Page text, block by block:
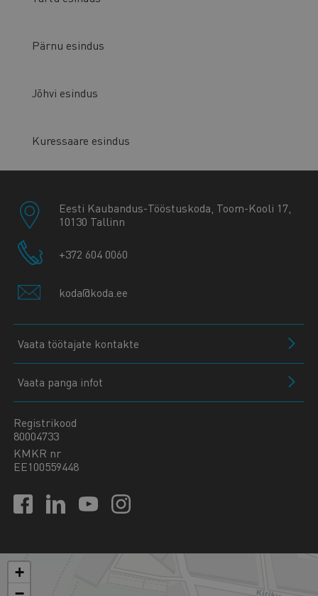
Pärnu esindus
Jõhvi esindus
Kuressaare esindus
Eesti Kaubandus-Tööstuskoda, Toom-Kooli 17,
10130 Tallinn
+372 604 0060
koda@koda.ee
Vaata töötajate kontakte
Vaata panga infot
Registrikood
80004733
KMKR nr
EE100559448
+